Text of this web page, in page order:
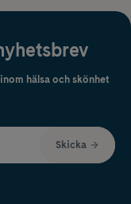
hälsa och skönhet
Skicka